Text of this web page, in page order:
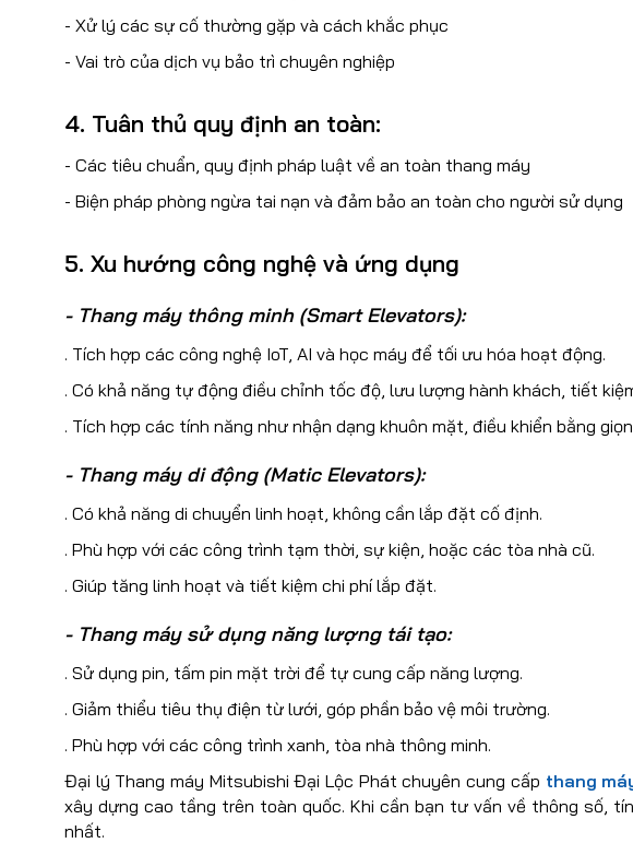
- Xử lý các sự cố thường gặp và cách khắc phục
- Vai trò của dịch vụ bảo trì chuyên nghiệp
4. Tuân thủ quy định an toàn:
- Các tiêu chuẩn, quy định pháp luật về an toàn thang máy
- Biện pháp phòng ngừa tai nạn và đảm bảo an toàn cho người sử dụng
5. Xu hướng công nghệ và ứng dụng
- Thang máy thông minh (Smart Elevators):
. Tích hợp các công nghệ IoT, AI và học máy để tối ưu hóa hoạt động.
. Có khả năng tự động điều chỉnh tốc độ, lưu lượng hành khách, tiết
. Tích hợp các tính năng như nhận dạng khuôn mặt, điều khiển bằng
- Thang máy di động (Matic Elevators):
. Có khả năng di chuyển linh hoạt, không cần lắp đặt cố định.
. Phù hợp với các công trình tạm thời, sự kiện, hoặc các tòa nhà cũ.
. Giúp tăng linh hoạt và tiết kiệm chi phí lắp đặt.
- Thang máy sử dụng năng lượng tái tạo:
. Sử dụng pin, tấm pin mặt trời để tự cung cấp năng lượng.
. Giảm thiểu tiêu thụ điện từ lưới, góp phần bảo vệ môi trường.
. Phù hợp với các công trình xanh, tòa nhà thông minh.
Đại lý Thang máy Mitsubishi Đại Lộc Phát chuyên cung cấp thang
xây dựng cao tầng trên toàn quốc. Khi cần bạn tư vấn về thông số,
nhất.